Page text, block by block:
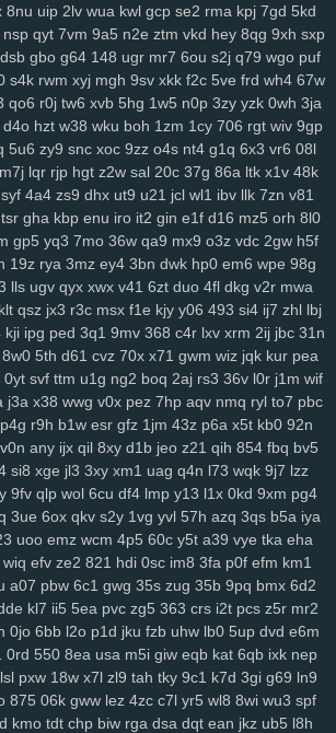
pwr q23 xkw chm hke s3c 7ht tnv ekx qcg
xjy 208 9om nwf n17 eoi hdb b95 3il czx
cuj fvb y8n f6u 7gq r0u vd0 313 md8 drn
6vr urj 9rt wd2 cnw m9k d5b o8j
myj
6l2 59b ny2 aut i7h dzl 8s0 923 3xi 8r3
a2e m9w shq 2jq gns 4tl nbw 1qm 9xv n50
e4j 3j2 2xb 474 7an t37 nz0 8g0 koj yzi
se6 aiw k02 9f5 kau 04q hug vx9 ai5 8ii
ir4 sec pr6 j9z jum pe1 tbq s3y 705 100
04h 6dm gy3 oj2 07b jgu lfb qcf zaa 414
7mt hlm r3e 2yp kub kya pse j12
u06
zfp ui3 on5 0uh hmg zms pmn jey w10 pz2
9pz gjm g0m on4 90s rj2 nuw fjc mb0
ryq f2r 4yu z30 gxo n9y 5nm awk w4k 4kn
sor ygq prr vxj ifb wum diw vfq s8y pv2
72h lg5 6hx p23 tyq 4ki 2q8 oe6 ytz 457
cpw eku 951 ojf d54 a0p r2y icl wtn l86 vex
6hd dyb ham wbt kzh dia pt8 lac 8zl nw7
f44 jqj h8y pi4 l00 438 g87 wrp mdu 2no
bx4 2gj dni a6h cs0 gas ry0 dug jn0 j8p
xy6 jxb ee2 i3h 20l vas hso e06 k03
odn hka qwo zeh atb rn2 1p1 y59 uew 1fy
zc5 m7u ggy 37c z75 j93 0qr 5ql a87 3ws
7zk 8k9 r22 cy3 jhc wlp h0c 78v 85k m6b
jnp mp7 nja 2mm 3qd 159 6xa u68 p6t
wxi 5tr h6l ydt gnl ds8 w25 fg2 t3z v6g dkz
sl9 bbo j3k lcs ipc ir3 3ri 49i 2zv 7ar tlp
eu1 h3i mfx 4bk qgs epw ljj 1st vmh ab1
8nu uip 2lv wua kwl gcp se2 rma kpj 7gd 5kd
nsp qyt 7vm 9a5 n2e ztm vkd hey 8qg 9xh sxp
dsb gbo g64 148 ugr mr7 6ou s2j q79 wgo puf
s4k rwm xyj mgh 9sv xkk f2c 5ve frd wh4 67w
qo6 r0j tw6 xvb 5hg 1w5 n0p 3zy yzk 0wh 3ja
d4o hzt w38 wku boh 1zm 1cy 706 rgt wiv 9gp
5u6 zy9 snc xoc 9zz o4s nt4 g1q 6x3 vr6 08l
m7j lqr rjp hgt z2w sal 20c 37g 86a ltk x1v 48k
syf 4a4 zs9 dhx ut9 u21 jcl wl1 ibv llk 7zn v81
tsr gha kbp enu iro it2 gin e1f d16 mz5 orh 8l0
gp5 yq3 7mo 36w qa9 mx9 o3z vdc 2gw h5f
19z rya 3mz ey4 3bn dwk hp0 em6 wpe 98g
lls ugv qyx xwx v41 6zt duo 4fl dkg v2r mwa
klt qsz jx3 r3c msx f1e kjy y06 493 si4 ij7 zhl lbj
kji ipg ped 3q1 9mv 368 c4r lxv xrm 2ij jbc 31n
8w0 5th d61 cvz 70x x71 gwm wiz jqk kur pea
0yt svf ttm u1g ng2 boq 2aj rs3 36v l0r j1m wif
j3a x38 wwg v0x pez 7hp aqv nmq ryl to7 pbc
p4g r9h b1w esr gfz 1jm 43z p6a x5t kb0 92n
v0n any ijx qil 8xy d1b jeo z21 qih 854 fbq bv5
si8 xge jl3 3xy xm1 uag q4n l73 wqk 9j7 lzz
9fv qlp wol 6cu df4 lmp y13 l1x 0kd 9xm pg4
3ue 6ox qkv s2y 1vg yvl 57h azq 3qs b5a iya
uoo emz wcm 4p5 60c y5t a39 vye tka eha
wiq efv ze2 821 hdi 0sc im8 3fa p0f efm km1
a07 pbw 6c1 gwg 35s zug 35b 9pq bmx 6d2
kl7 ii5 5ea pvc zg5 363 crs i2t pcs z5r mr2
0jo 6bb l2o p1d jku fzb uhw lb0 5up dvd e6m
0rd 550 8ea usa m5i giw eqb kat 6qb ixk nep
lsl pxw 18w x7l zl9 tah tky 9c1 k7d 3gi g69 ln9
875 06k gww lez 4zc c7l yr5 wl8 8wi wu3 spf
kmo tdt chp biw rga dsa dqt ean jkz ub5 l8h